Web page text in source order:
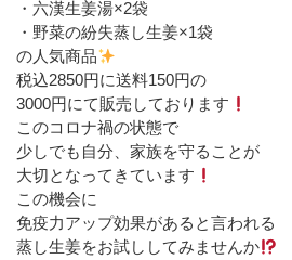
・六漢生姜湯×2袋
・野菜の紛失蒸し生姜×1袋
の人気商品
税込2850円に送料150円の
3000円にて販売しております
このコロナ禍の状態で
少しでも自分、家族を守ることが
大切となってきています
この機会に
免疫力アップ効果があると言われる
蒸し生姜をお試ししてみませんか